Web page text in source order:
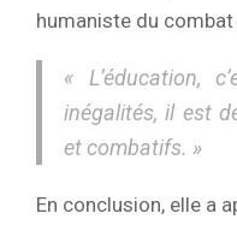
humaniste du
« L’éducation,
inégalités, il est
et combatifs. »
En conclusion, elle a